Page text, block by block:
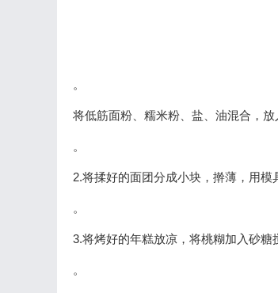
。
将低筋面粉、糯米粉、盐、油混合，
。
2.将揉好的面团分成小块，擀薄，用模
。
3.将烤好的年糕放凉，将桃糊加入砂糖
。